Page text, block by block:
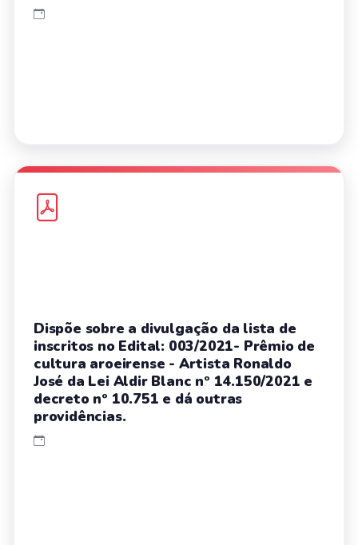
Dispõe sobre a divulgação da lista de
inscritos no Edital: 003/2021- Prêmio de
cultura aroeirense - Artista Ronaldo
José da Lei Aldir Blanc nº 14.150/2021 e
decreto nº 10.751 e dá outras
providências.